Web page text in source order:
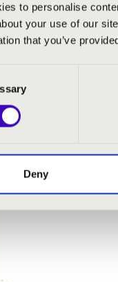
to personalise
your use of our
that you’ve
Deny
Kállai-Barba Violetta-
Widor: szvit, Op. 34,
Bach: Wachet auf, ruft
Schmidthauer: Scherzo
Bach: c-moll